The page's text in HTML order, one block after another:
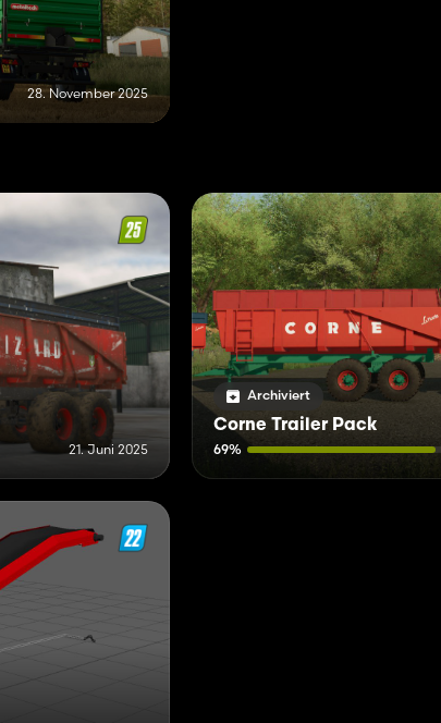
28. November 2025
21. Juni 2025
Archiviert
Corne Trailer Pack
69%